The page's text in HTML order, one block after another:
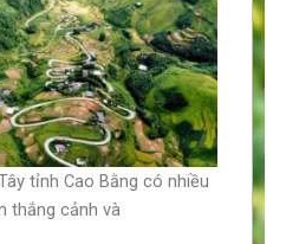
tỉnh Cao Bằng có nhiều
thắng cảnh và